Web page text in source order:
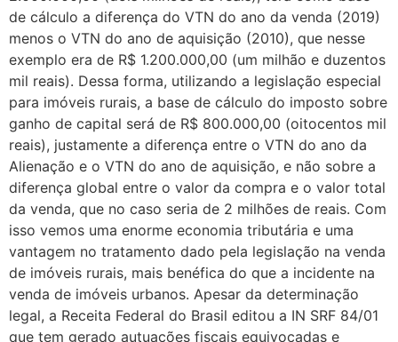
de cálculo a diferença do VTN do ano da venda (2019)
menos o VTN do ano de aquisição (2010), que nesse
exemplo era de R$ 1.200.000,00 (um milhão e duzentos
mil reais). Dessa forma, utilizando a legislação especial
para imóveis rurais, a base de cálculo do imposto sobre
ganho de capital será de R$ 800.000,00 (oitocentos mil
reais), justamente a diferença entre o VTN do ano da
Alienação e o VTN do ano de aquisição, e não sobre a
diferença global entre o valor da compra e o valor total
da venda, que no caso seria de 2 milhões de reais. Com
isso vemos uma enorme economia tributária e uma
vantagem no tratamento dado pela legislação na venda
de imóveis rurais, mais benéfica do que a incidente na
venda de imóveis urbanos. Apesar da determinação
legal, a Receita Federal do Brasil editou a IN SRF 84/01
que tem gerado autuações fiscais equivocadas e